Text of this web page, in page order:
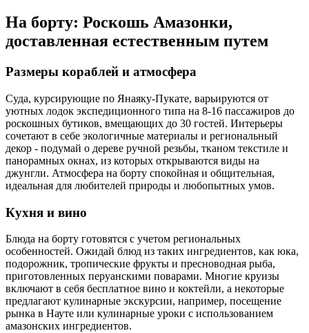
На борту: Роскошь Амазонки,
доставленная естественным путем
Размеры кораблей и атмосфера
Суда, курсирующие по Янаяку-Пукате, варьируются от
уютных лодок экспедиционного типа на 8-16 пассажиров до
роскошных бутиков, вмещающих до 30 гостей. Интерьеры
сочетают в себе экологичные материалы и региональный
декор - подумай о дереве ручной резьбы, тканом текстиле и
панорамных окнах, из которых открываются виды на
джунгли. Атмосфера на борту спокойная и общительная,
идеальная для любителей природы и любопытных умов.
Кухня и вино
Блюда на борту готовятся с учетом региональных
особенностей. Ожидай блюд из таких ингредиентов, как юка,
подорожник, тропические фрукты и пресноводная рыба,
приготовленных перуанскими поварами. Многие круизы
включают в себя бесплатное вино и коктейли, а некоторые
предлагают кулинарные экскурсии, например, посещение
рынка в Науте или кулинарные уроки с использованием
амазонских ингредиентов.